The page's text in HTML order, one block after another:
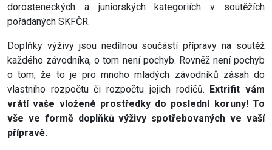
dorosteneckých a juniorských kategoriích v soutěžích
pořádaných SKFČR.
Doplňky výživy jsou nedílnou součástí přípravy na soutěž
každého závodníka, o tom není pochyb. Rovněž není pochyb
o tom, že to je pro mnoho mladých závodníků zásah do
vlastního rozpočtu či rozpočtu jejich rodičů. Extrifit vám
vrátí vaše vložené prostředky do poslední koruny! To
vše ve formě doplňků výživy spotřebovaných ve vaší
přípravě.